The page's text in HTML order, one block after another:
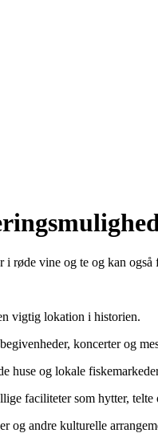
røde vine og te og kan
vigtig lokation i historien.
koncerter og
huse og lokale
faciliteter som hytter,
og andre kulturelle